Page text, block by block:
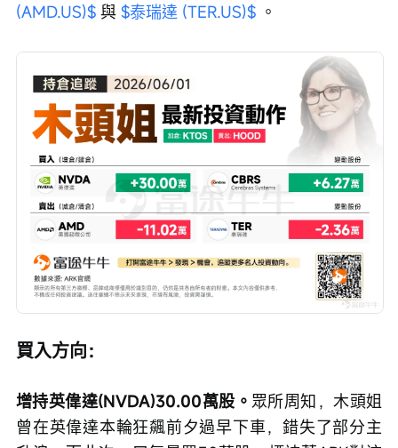
(AMD.US)$ 與 $泰瑞達 (TER.US)$ 。
買入方向：
增持英偉達(NVDA)30.00萬股。 眾所周知，木頭姐
曾在英偉達本輪狂飆前夕過早下車，錯失了部分主